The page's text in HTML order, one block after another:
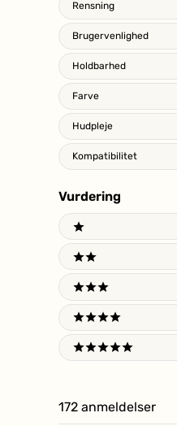
Rensning
Brugervenlighed
Holdbarhed
Farve
Hudpleje
Kompatibilitet
Vurdering
Ratings
1 stars
2 stars
3 stars
4 stars
5 stars
172 anmeldelser